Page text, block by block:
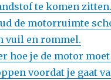
te komen zitten.
de motorruimte
vuil en rommel.
hoe je de motor
voordat je gaat